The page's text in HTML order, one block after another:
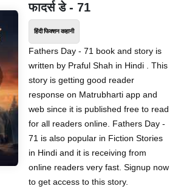
फादर्स डे - 71
हिंदी फिक्शन कहानी
Fathers Day - 71 book and story is
written by Praful Shah in Hindi . This
story is getting good reader
response on Matrubharti app and
web since it is published free to read
for all readers online. Fathers Day -
71 is also popular in Fiction Stories
in Hindi and it is receiving from
online readers very fast. Signup now
to get access to this story.